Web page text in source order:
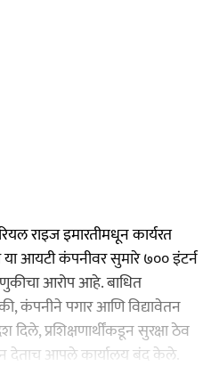
राइज इमारतीमधून कार्यरत
आयटी कंपनीवर सुमारे ७०० इंटर्न
आरोप आहे. बाधित
कंपनीने पगार आणि विद्यावेतन
प्रशिक्षणार्थींकडून सुरक्षा ठेव
देताच आपले कार्यालय बंद केले.